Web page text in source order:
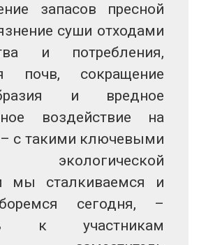
запасов пресной
суши отходами
и потребления,
почв, сокращение
и вредное
воздействие на
с такими ключевыми
экологической
мы сталкиваемся и
сегодня, –
к участникам